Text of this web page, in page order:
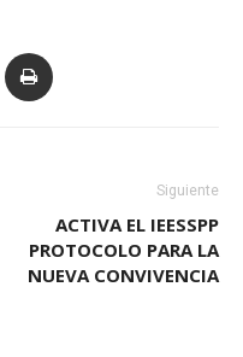
Siguiente
ACTIVA EL IEESSPP
PROTOCOLO PARA LA
NUEVA CONVIVENCIA